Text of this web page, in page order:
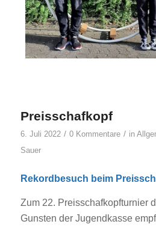
Preisschafkopf
6. Juli 2022 / 0 Kommentare / in
Sauer
Rekordbesuch beim
Zum 22. Preisschafkopfturnier
Gunsten der Jugendkasse